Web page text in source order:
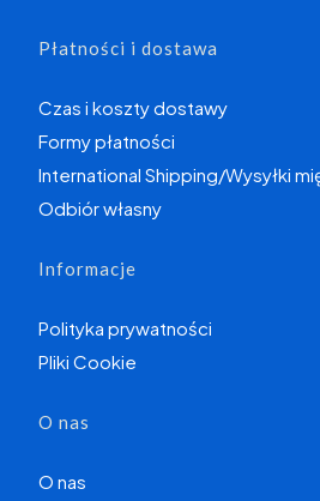
Płatności i dostawa
Czas i koszty dostawy
Formy płatności
International Shipping/Wysyłki
Odbiór własny
Informacje
Polityka prywatności
Pliki Cookie
O nas
O nas